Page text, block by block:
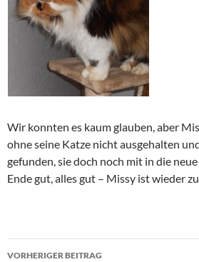
Wir konnten es kaum glauben, aber
ohne seine Katze nicht ausgehalten
gefunden, sie doch noch mit in die
Ende gut, alles gut – Missy ist wieder zu
Beitragsnavigation
VORHERIGER BEITRAG